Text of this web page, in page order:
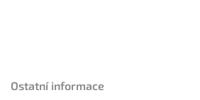
Ostatní informace